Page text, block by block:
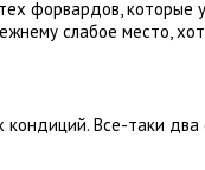
форвардов, которые
слабое место,
Все-таки два